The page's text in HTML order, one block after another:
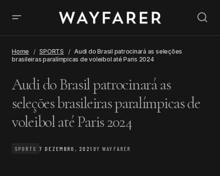
Home SPORTS
Audi do Brasil patrocinará as seleções
brasileiras paralímpicas de voleibol até Paris 2024
Audi do Brasil patrocinará as
seleções brasileiras paralímpicas de
voleibol até Paris 2024
SPORTS 7 DEZEMBRO, 2021 BY WAYFARER